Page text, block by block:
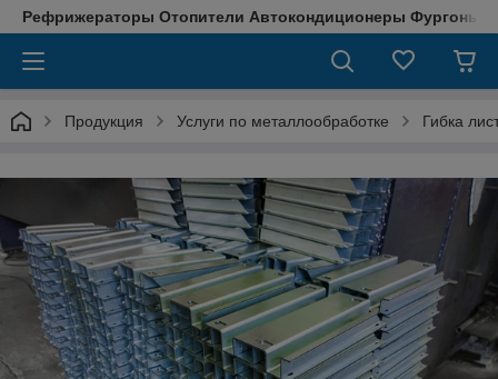
Рефрижераторы Отопители Автокондиционеры Фургоны
Продукция Услуги по металлообработке Гибка